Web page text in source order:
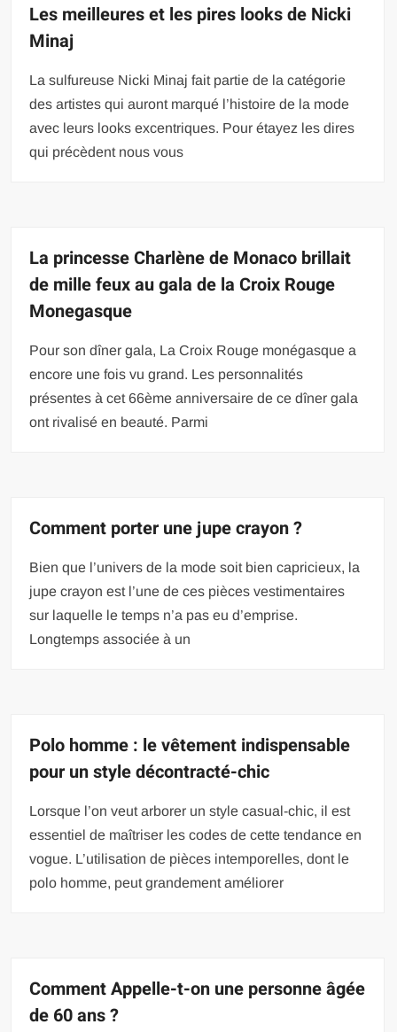
Les meilleures et les pires looks de Nicki
Minaj
La sulfureuse Nicki Minaj fait partie de la catégorie
des artistes qui auront marqué l’histoire de la mode
avec leurs looks excentriques. Pour étayez les dires
qui précèdent nous vous
La princesse Charlène de Monaco brillait
de mille feux au gala de la Croix Rouge
Monegasque
Pour son dîner gala, La Croix Rouge monégasque a
encore une fois vu grand. Les personnalités
présentes à cet 66ème anniversaire de ce dîner gala
ont rivalisé en beauté. Parmi
Comment porter une jupe crayon ?
Bien que l’univers de la mode soit bien capricieux, la
jupe crayon est l’une de ces pièces vestimentaires
sur laquelle le temps n’a pas eu d’emprise.
Longtemps associée à un
Polo homme : le vêtement indispensable
pour un style décontracté-chic
Lorsque l’on veut arborer un style casual-chic, il est
essentiel de maîtriser les codes de cette tendance en
vogue. L’utilisation de pièces intemporelles, dont le
polo homme, peut grandement améliorer
Comment Appelle-t-on une personne âgée
de 60 ans ?